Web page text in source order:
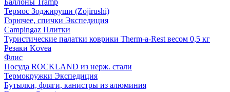
Термос Зоджируши (Zojirushi)
Горючее, спички Экспедиция
Campingaz Плитки
Туристические палатки коврики Therm-a-Rest весом 0,5 кг
Резаки Kovea
Флис
Посуда ROCKLAND из нерж. стали
Термокружки Экспедиция
Бутылки, фляги, канистры из алюминия